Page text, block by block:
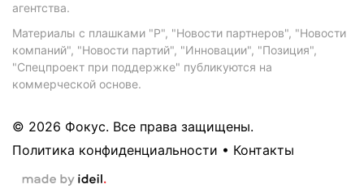
агентства.
Материалы с плашками "Р", "Новости партнеров", "Новости
компаний", "Новости партий", "Инновации", "Позиция",
"Спецпроект при поддержке" публикуются на
коммерческой основе.
© 2026 Фокус. Все права защищены.
Политика конфиденциальности • Контакты